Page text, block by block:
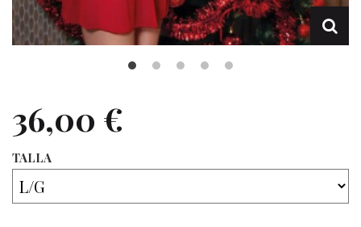
36,00 €
TALLA